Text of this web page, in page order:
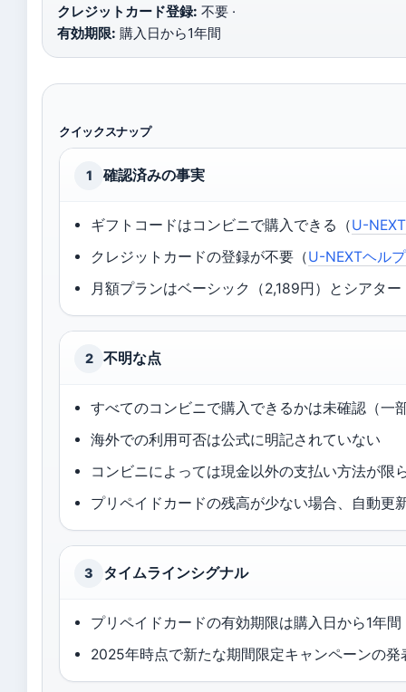
クレジットカード登録: 不要 ·
有効期限: 購入日から1年間
クイックスナップ
1 確認済みの事実
ギフトコードはコンビニで購入できる（U-
クレジットカードの登録が不要（U-NEXTヘル
月額プランはベーシック（2,189円）とシアタ
2 不明な点
すべてのコンビニで購入できるかは未確認（一
海外での利用可否は公式に明記されていない
コンビニによっては現金以外の支払い方法が限
プリペイドカードの残高が少ない場合、自動更
3 タイムラインシグナル
プリペイドカードの有効期限は購入日から1年
2025年時点で新たな期間限定キャンペーンの